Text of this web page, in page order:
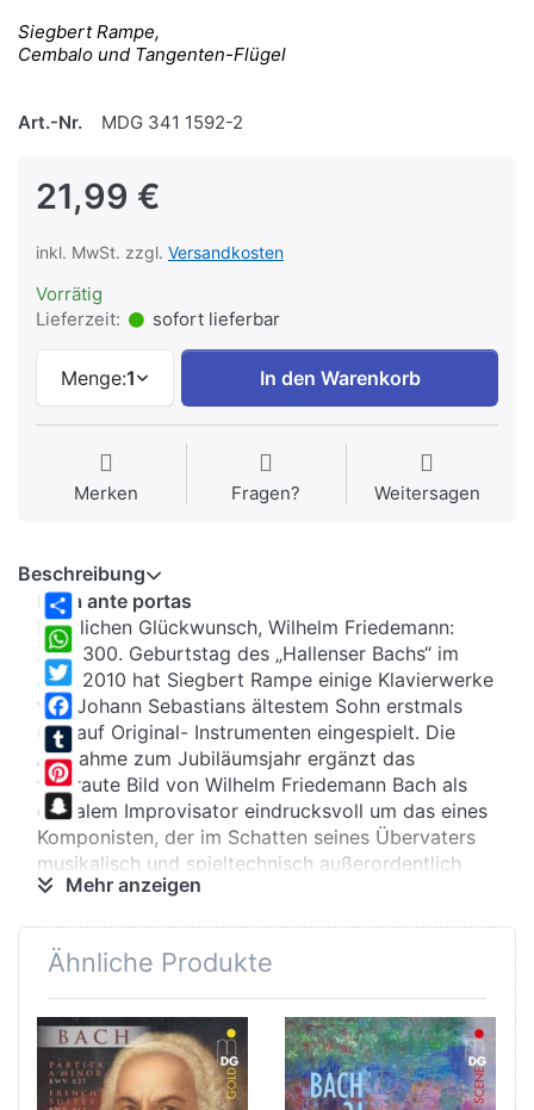
Siegbert Rampe,
Cembalo und Tangenten-Flügel
Art.-Nr. MDG 341 1592-2
21,99 €
inkl. MwSt. zzgl. Versandkosten
Vorrätig
Lieferzeit:
sofort lieferbar
Menge:1 In den Warenkorb
Merken Fragen? Weitersagen
Share
WhatsApp
Twitter
Facebook
Tumblr
Pinterest
Snapchat
Beschreibung
Papa ante portas
Herzlichen Glückwunsch, Wilhelm Friedemann:
Zum 300. Geburtstag des „Hallenser Bachs“ im
Jahr 2010 hat Siegbert Rampe einige Klavierwerke
von Johann Sebastians ältestem Sohn erstmals
und auf Original- Instrumenten eingespielt. Die
Aufnahme zum Jubiläumsjahr ergänzt das
vertraute Bild von Wilhelm Friedemann Bach als
genialem Improvisator eindrucksvoll um das eines
Komponisten, der im Schatten seines Übervaters
musikalisch und spieltechnisch außerordentlich
anspruchsvolle Werke schrieb.
Federhalter
Kindheit so gefördert wie Wilhelm Friedemann:
Bereits im Alter von neun Jahren begann die
Ausbildung zum Organisten, spielerisch animierte
ihn der Thomas-Kantor nebenbei zu den ersten
Mehr anzeigen
Ähnliche Produkte